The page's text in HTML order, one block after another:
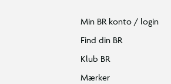
Min BR konto / login
Find din BR
Klub BR
Mærker